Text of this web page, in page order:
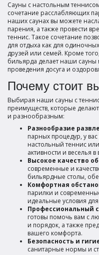
Сауны с настольным
сочетание расслабляющих
наших саунах вы можете
парения, а также провести
теннис. Такое сочетание
для отдыха как для
друзей или семей. Кроме
бильярда делает наши
проведения досуга и
Почему стоит
Выбирая наши сауны с
преимуществ, которые
и разнообразным:
Разнообразие
парных процедур, у
настольный теннис
активности и веселья в
Высокое качество
современные и
бильярдные столы,
Комфортная
парилки и
идеальные условия
Профессиональный
готовы помочь вам с
и порядок, а также
вашего комфорта.
Безопасность и
санитарные нормы и